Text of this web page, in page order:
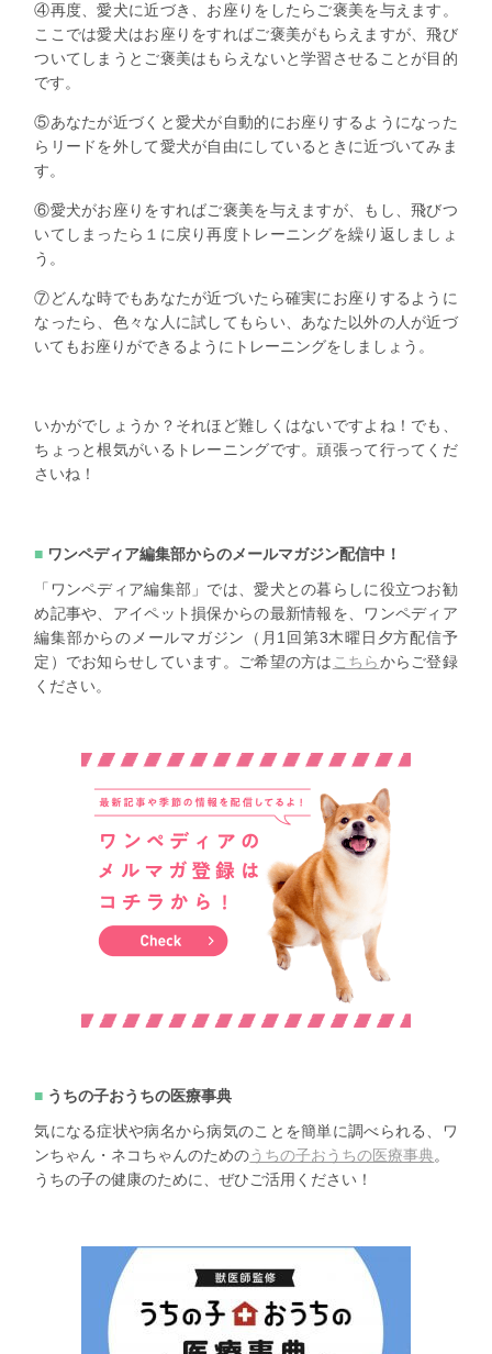
④再度、愛犬に近づき、お座りをしたらご褒美を与えます。
ここでは愛犬はお座りをすればご褒美がもらえますが、飛び
ついてしまうとご褒美はもらえないと学習させることが目的
です。
⑤あなたが近づくと愛犬が自動的にお座りするようになった
らリードを外して愛犬が自由にしているときに近づいてみま
す。
⑥愛犬がお座りをすればご褒美を与えますが、もし、飛びつ
いてしまったら１に戻り再度トレーニングを繰り返しましょ
う。
⑦どんな時でもあなたが近づいたら確実にお座りするように
なったら、色々な人に試してもらい、あなた以外の人が近づ
いてもお座りができるようにトレーニングをしましょう。
いかがでしょうか？それほど難しくはないですよね！でも、
ちょっと根気がいるトレーニングです。頑張って行ってくだ
さいね！
ワンペディア編集部からのメールマガジン配信中！
「ワンペディア編集部」では、愛犬との暮らしに役立つお勧
め記事や、アイペット損保からの最新情報を、ワンペディア
編集部からのメールマガジン（月1回第3木曜日夕方配信予
定）でお知らせしています。ご希望の方は こちらからご登録
ください。
うちの子おうちの医療事典
気になる症状や病名から病気のことを簡単に調べられる、ワ
ンちゃん・ネコちゃんのためのうちの子おうちの医療事典。
うちの子の健康のために、ぜひご活用ください！